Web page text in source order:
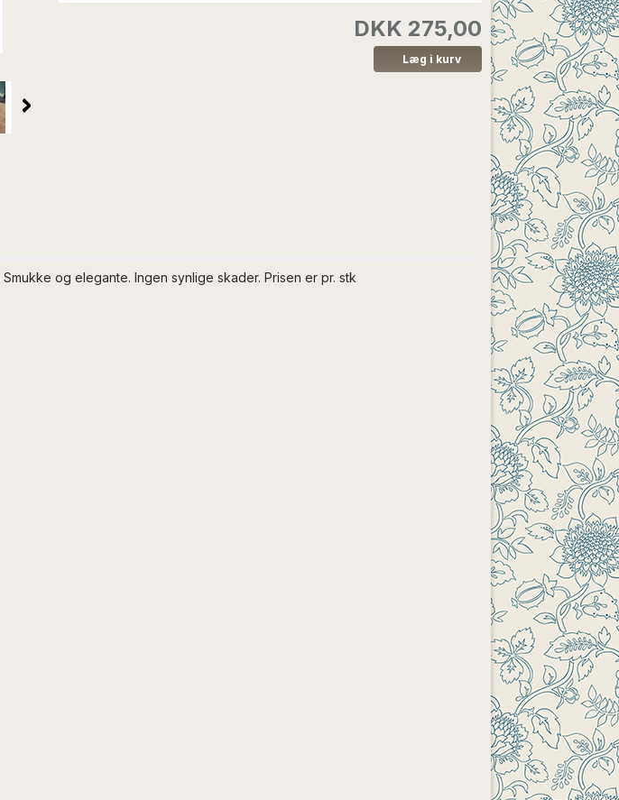
DKK 275,00
og elegante. Ingen synlige skader. Prisen er pr. stk